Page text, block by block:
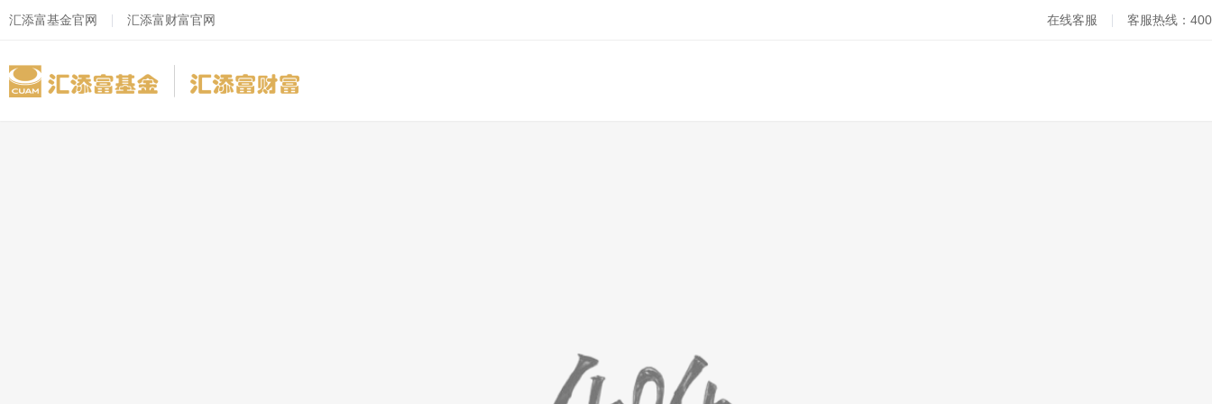
汇添富基金官网 汇添富财富官网 在线客服 客服热线：